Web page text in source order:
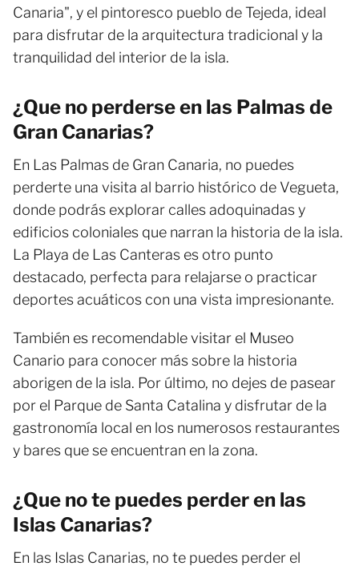
Canaria", y el pintoresco pueblo de Tejeda, ideal
para disfrutar de la arquitectura tradicional y la
tranquilidad del interior de la isla.
¿Que no perderse en las Palmas de
Gran Canarias?
En Las Palmas de Gran Canaria, no puedes
perderte una visita al barrio histórico de Vegueta,
donde podrás explorar calles adoquinadas y
edificios coloniales que narran la historia de la isla.
La Playa de Las Canteras es otro punto
destacado, perfecta para relajarse o practicar
deportes acuáticos con una vista impresionante.
También es recomendable visitar el Museo
Canario para conocer más sobre la historia
aborigen de la isla. Por último, no dejes de pasear
por el Parque de Santa Catalina y disfrutar de la
gastronomía local en los numerosos restaurantes
y bares que se encuentran en la zona.
¿Que no te puedes perder en las
Islas Canarias?
En las Islas Canarias, no te puedes perder el